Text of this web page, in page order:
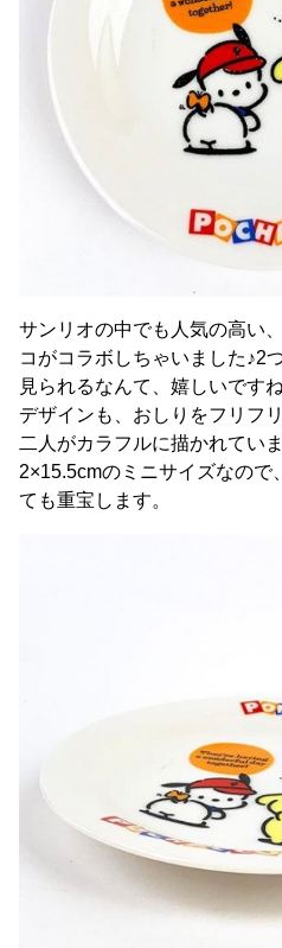
サンリオの中でも人気の高い
コがコラボしちゃいました♪2
見られるなんて、嬉しいですね
デザインも、おしりをフリフ
二人がカラフルに描かれていま
2×15.5cmのミニサイズなので
ても重宝します。